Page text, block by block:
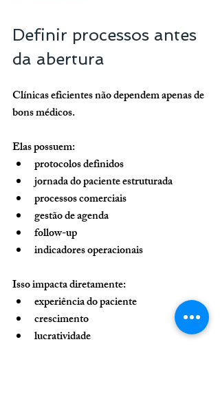
Definir processos antes
da abertura
Clínicas eficientes não dependem apenas de
bons médicos.
Elas possuem:
protocolos definidos
jornada do paciente estruturada
processos comerciais
gestão de agenda
follow-up
indicadores operacionais
Isso impacta diretamente:
experiência do paciente
crescimento
lucratividade